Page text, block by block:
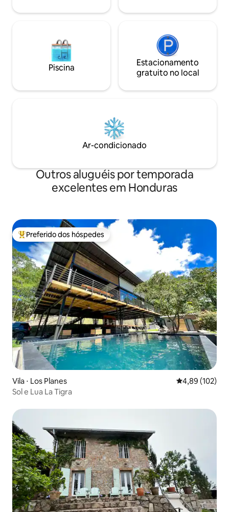
Piscina
Estacionamento
gratuito no local
Ar-condicionado
Outros aluguéis por temporada
excelentes em Honduras
Entre os melhores preferidos dos hóspedes
Preferido dos hóspedes
Vila ⋅ Los Planes 4,89 de uma
4,89 (102)
Sol e Lua La Tigra